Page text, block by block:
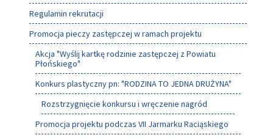
Regulamin rekrutacji
Promocja pieczy zastępczej w ramach projektu
Akcja "Wyślij kartkę rodzinie zastępczej z Powiatu
Płońskiego"
Konkurs plastyczny pn: "RODZINA TO JEDNA DRUŻYNA"
Rozstrzygnięcie konkursu i wręczenie nagród
Promocja projektu podczas VII Jarmarku Raciąskiego